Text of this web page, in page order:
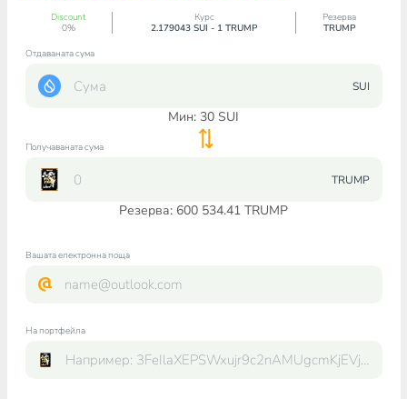
Discount
0%
Курс
2.179043 SUI - 1 TRUMP
Резерва
TRUMP
Отдаваната сума
SUI
Мин: 30 SUI
Получаваната сума
TRUMP
Резерва: 600 534.41 TRUMP
Вашата електронна поща
На портфейла